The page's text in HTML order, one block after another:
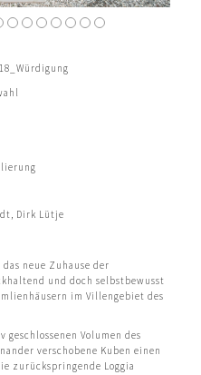
Dirk Lütje
neue Zuhause der
und doch selbstbewusst
im Villengebiet des
Volumen des
verschobene Kuben einen
zurückspringende Loggia